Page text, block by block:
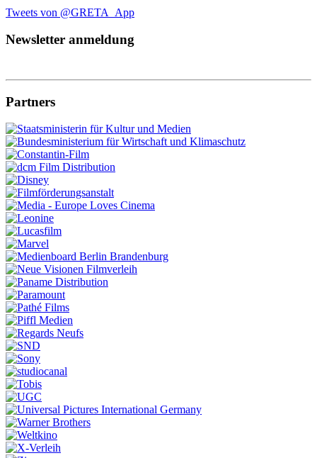
Tweets von @GRETA_App
Newsletter anmeldung
Partners